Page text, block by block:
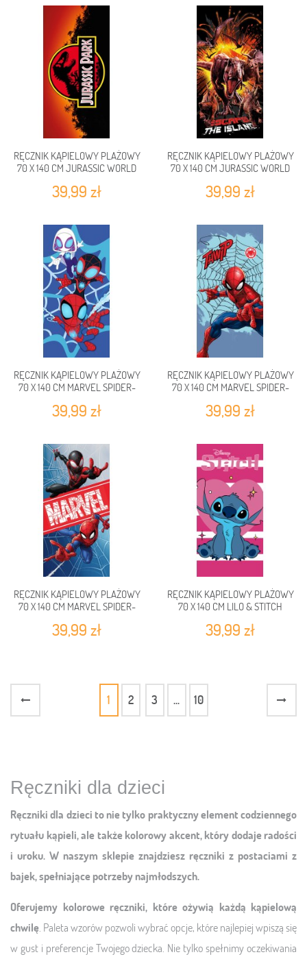
RĘCZNIK KĄPIELOWY PLAŻOWY
70 X 140 CM JURASSIC WORLD
39,99 zł
RĘCZNIK KĄPIELOWY PLAŻOWY
70 X 140 CM JURASSIC WORLD
39,99 zł
RĘCZNIK KĄPIELOWY PLAŻOWY
70 X 140 CM MARVEL SPIDER-
39,99 zł
RĘCZNIK KĄPIELOWY PLAŻOWY
70 X 140 CM MARVEL SPIDER-
39,99 zł
RĘCZNIK KĄPIELOWY PLAŻOWY
70 X 140 CM MARVEL SPIDER-
39,99 zł
RĘCZNIK KĄPIELOWY PLAŻOWY
70 X 140 CM LILO & STITCH
39,99 zł
1 2 3 ... 10
Ręczniki dla dzieci
Ręczniki dla dzieci to nie tylko praktyczny element codziennego
rytuału kąpieli, ale także kolorowy akcent, który dodaje radości
i uroku. W naszym sklepie znajdziesz ręczniki z postaciami z
bajek, spełniające potrzeby najmłodszych.
Oferujemy kolorowe ręczniki, które ożywią każdą kąpielową
chwilę . Paleta wzorów pozwoli wybrać opcje, które najlepiej wpiszą się
w gust i preferencje Twojego dziecka. Nie tylko spełnimy oczekiwania